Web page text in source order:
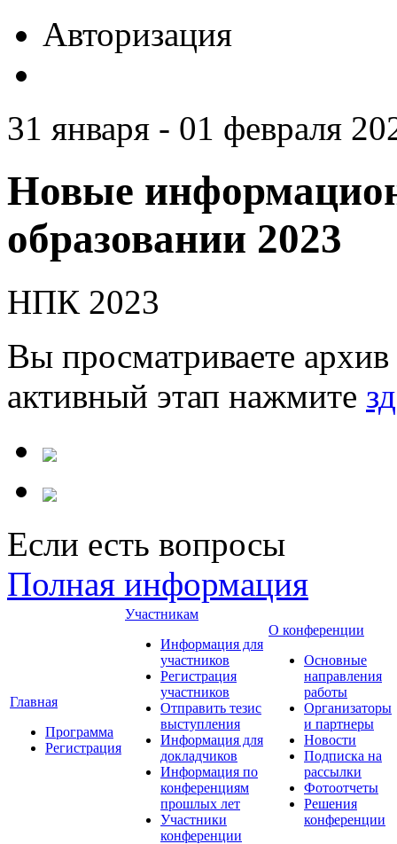
Авторизация
31 января - 01 февраля
Новые
образовании 2023
НПК 2023
Вы просматриваете
активный этап нажмите
Если есть вопросы
Полная информация
Главная
Программа
Регистрация
Участникам
Информация для
участников
Регистрация
участников
Отправить тезис
выступления
Информация для
докладчиков
Информация по
конференциям
прошлых лет
Участники
конференции
О конференции
Основные
направления
работы
Организаторы
и партнеры
Новости
Подписка на
рассылки
Фотоотчеты
Решения
конференции